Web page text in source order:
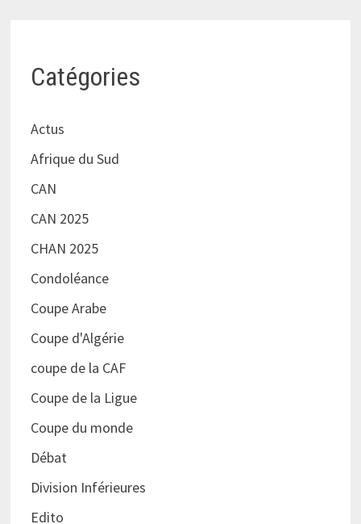
Catégories
Actus
Afrique du Sud
CAN
CAN 2025
CHAN 2025
Condoléance
Coupe Arabe
Coupe d'Algérie
coupe de la CAF
Coupe de la Ligue
Coupe du monde
Débat
Division Inférieures
Edito